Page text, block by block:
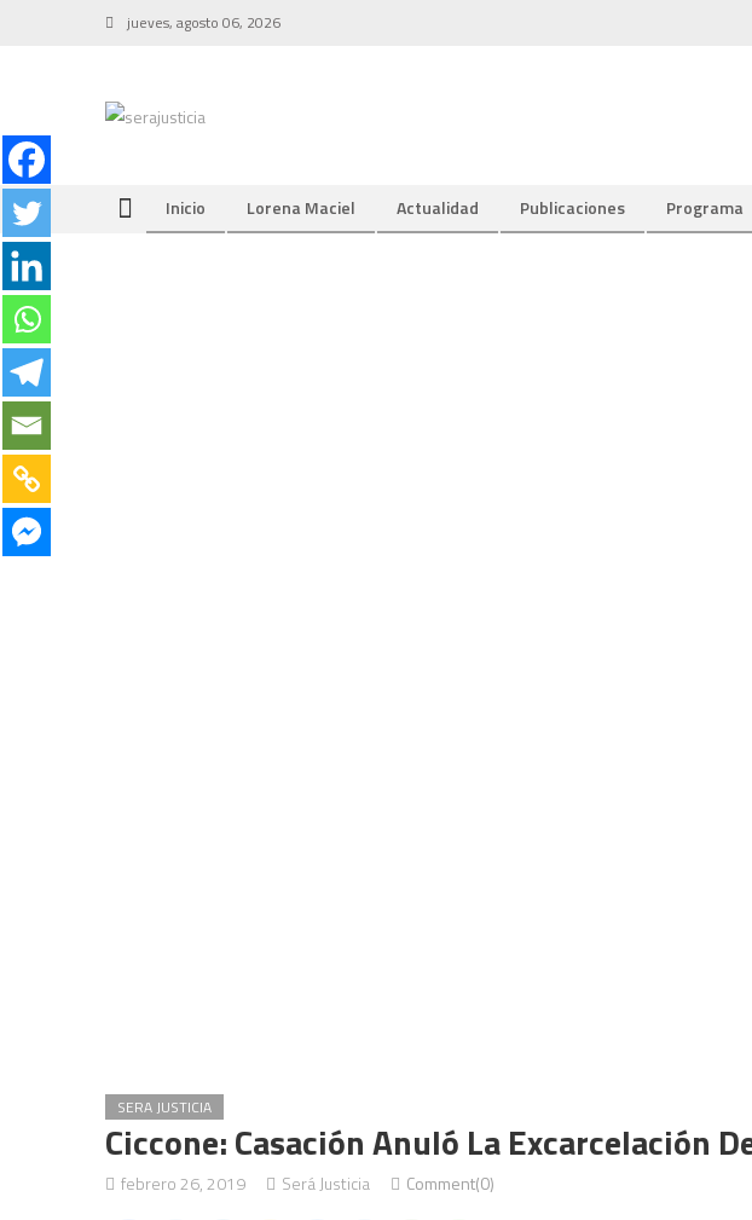
jueves, agosto 06, 2026
Inicio Lorena Maciel Actualidad Publicaciones Programa
SERA JUSTICIA
Ciccone: Casación Anuló La Excarcelación
febrero 26, 2019 Será Justicia Comment(0)